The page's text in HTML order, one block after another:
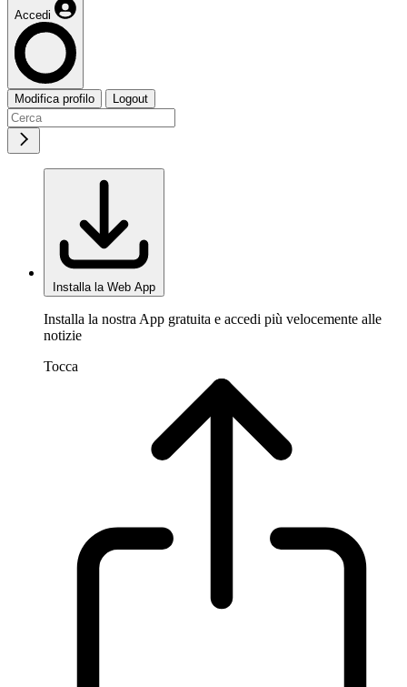
Accedi
Modifica profilo Logout
Installa la Web App
Installa la nostra App gratuita e accedi più velocemente alle
notizie
Tocca